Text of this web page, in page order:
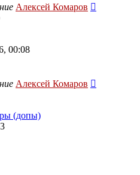
Алексей Комаров
00:08
Алексей Комаров
(допы)